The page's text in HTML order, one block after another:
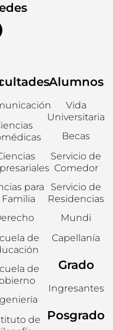
para
Familia
de
de
de
Alumnos
Vida
Universitaria
Becas
Servicio de
Comedor
Servicio de
Residencias
Mundi
Capellanía
Grado
Ingresantes
Posgrado